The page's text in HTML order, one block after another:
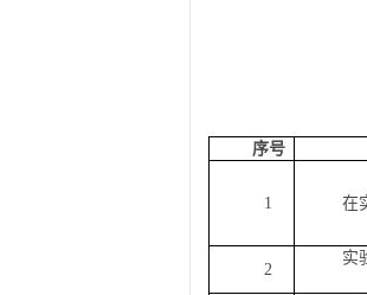
序号
1 在
2
实